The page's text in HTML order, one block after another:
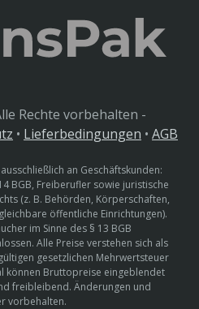
Rechte vorbehalten -
• Lieferbedingungen • AGB
an Geschäftskunden:
BGB, Freiberufler sowie juristische
(z. B. Behörden, Körperschaften,
öffentliche Einrichtungen).
im Sinne des § 13 BGB
Alle Preise verstehen sich als
gesetzlichen Mehrwertsteuer
können Bruttopreise eingeblendet
freibleibend. Änderungen und
vorbehalten.